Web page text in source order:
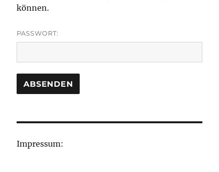
können.
PASSWORT:
Impressum: